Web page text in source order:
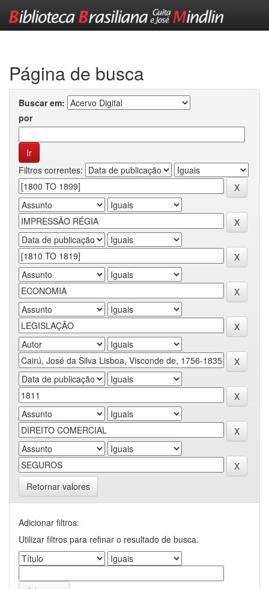
Página de busca
Buscar em:
por
Filtros correntes:
Retornar valores
Adicionar filtros:
Utilizar filtros para refinar o resultado de busca.